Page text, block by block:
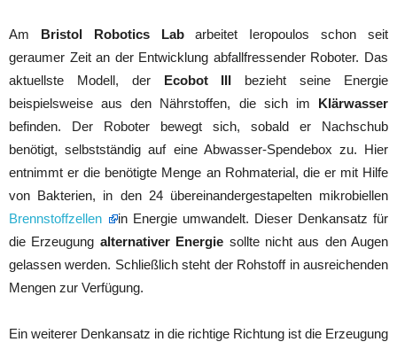
Am Bristol Robotics Labarbeitet Ieropoulos schon seit
geraumer Zeit an der Entwicklung abfallfressender Roboter. Das
aktuellste Modell, der Ecobot III bezieht seine Energie
beispielsweise aus den Nährstoffen, die sich im Klärwasser
befinden. Der Roboter bewegt sich, sobald er Nachschub
benötigt, selbstständig auf eine Abwasser-Spendebox zu. Hier
entnimmt er die benötigte Menge an Rohmaterial, die er mit Hilfe
von Bakterien, in den 24 übereinandergestapelten mikrobiellen
Brennstoffzellen
in Energie umwandelt. Dieser Denkansatz für
die Erzeugung alternativer Energie sollte nicht aus den Augen
gelassen werden. Schließlich steht der Rohstoff in ausreichenden
Mengen zur Verfügung.
Ein weiterer Denkansatz in die richtige Richtung ist die Erzeugung